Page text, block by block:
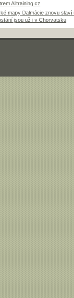
Alltraining.cz
mapy Dalmácie znovu slaví
jsou už i v Chorvatsku